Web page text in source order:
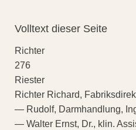
Volltext dieser Seite
Richter
276
Riester
Richter Richard,
— Rudolf, Darmhandlung,
— Walter Ernst, Dr., klin.